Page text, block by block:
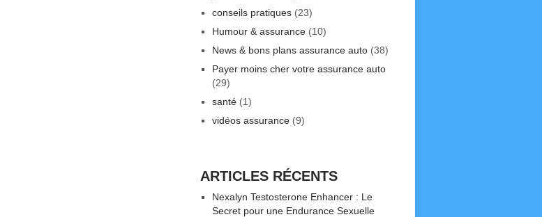
conseils pratiques (23)
Humour & assurance (10)
News & bons plans assurance auto (38)
Payer moins cher votre assurance auto
(29)
santé (1)
vidéos assurance (9)
ARTICLES RÉCENTS
Nexalyn Testosterone Enhancer : Le
Secret pour une Endurance Sexuelle